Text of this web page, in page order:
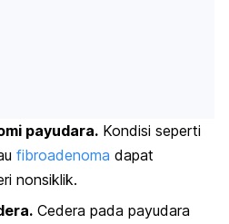
payudara. Kondisi seperti
fibroadenoma dapat
nonsiklik.
Cedera pada payudara